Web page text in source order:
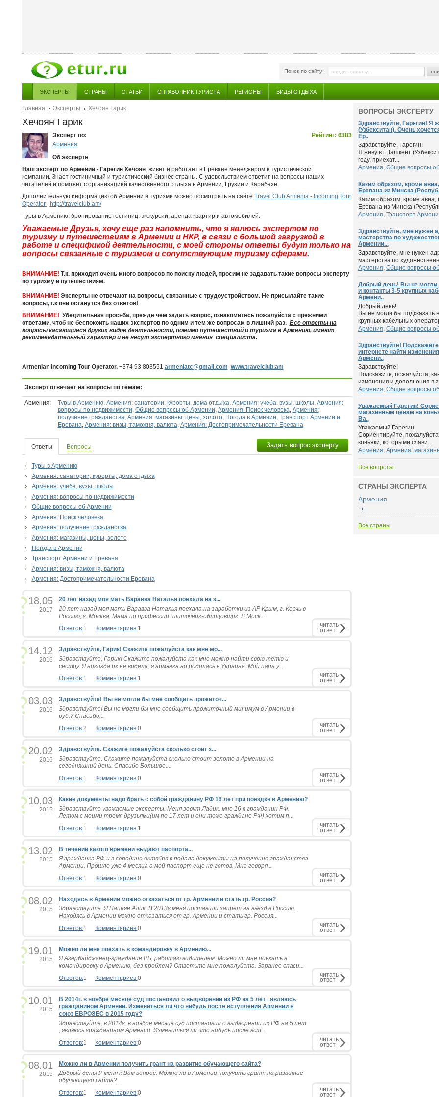
Поиск по сайту:
ЭКСПЕРТЫ СТРАНЫ СТАТЬИ СПРАВОЧНИК ТУРИСТА РЕГИОНЫ ВИДЫ ОТДЫХА
Главная Эксперты Хечоян Гарик
Хечоян Гарик
Рейтинг: 6383
Эксперт по:
Армения
Об эксперте
Наш эксперт по Армении - Гарегин Хечоян, живет и работает в Ереване менеджером в туристической
компании. Знает гостиничный и туристический бизнес страны. С удовольствием ответит на вопросы наших
читателей и поможет с организацией качественного отдыха в Армении, Грузии и Карабахе.
Дополнительную информацию об Армении и туризме можно посмотреть на сайте Travel Club Armenia - Incoming Tour
Operator
http://travelclub.am/
Tуры в Армению, бронирование гостиниц, экскурсии, аренда квартир и автомобилей.
Уважаемые Друзья, хочу еще раз напомнить, что я явлюсь экспертом по
туризму и путешествиям в Армении и НКР, в связи с большой загрузкой в
работе и спецификой деятельности, с моей стороны ответы будут только на
вопросы связанные с туризмом и сопутствующим туризму сферами.
ВНИМАНИЕ! Т.к. приходит очень много вопросов по поиску людей, просим не задавать такие вопросы эксперту
по туризму и путешествиям.
ВНИМАНИЕ! Эксперты не отвечают на вопросы, связанные с трудоустройством. Не присылайте такие
вопросы, т.к они останутся без ответов!
ВНИМАНИЕ! Убедительная просьба, прежде чем задать вопрос, ознакомитесь пожалуйста с прежними
ответами, чтоб не беспокоить наших экспертов по одним и тем же вопросам в лишний раз. Все ответы на
вопросы касающиеся других видов деятельности, помимо путешествий и туризма в Армению, имеют
рекоммендательный характер и не несут экспертного мнения специалиста.
Armenian Incoming Tour Operator. +374 93 803551 armeniatc@gmail.com www.travelclub.am
Эксперт отвечает на вопросы по темам:
Армения: Туры в Армению, Армения: санатории, курорты, дома отдыха, Армения: учеба, вузы, школы, Армения:
вопросы по недвижимости, Общие вопросы об Армении, Армения: Поиск человека, Армения:
получение гражданства, Армения: магазины, цены, золото, Погода в Армении, Транспорт Армении и
Еревана, Армения: визы, таможня, валюта, Армения: Достопримечательности Еревана
Ответы Вопросы Задать вопрос эксперту
Туры в Армению
Армения: санатории, курорты, дома отдыха
Армения: учеба, вузы, школы
Армения: вопросы по недвижимости
Общие вопросы об Армении
Армения: Поиск человека
Армения: получение гражданства
Армения: магазины, цены, золото
Погода в Армении
Транспорт Армении и Еревана
Армения: визы, таможня, валюта
Армения: Достопримечательности Еревана
18.05
2017
20 лет назад моя мать Варавва Наталья поехала на з...
20 лет назад моя мать Варавва Наталья поехала на заработки из АР Крым, г. Керчь в
Россию, г. Москва. Мама по профессии плиточник-облицовщик. В Моск...
Ответов:1 Комментариев:1 читать
ответ
14.12
2016
Здравствуйте, Гарик! Скажите пожалуйста как мне мо...
Здравствуйте, Гарик! Скажите пожалуйста как мне можно найти свою тетю и
сестру. Я никогда их не видела, я армянка но родилась в Украине. Мой папа у...
Ответов:1 Комментариев:1 читать
ответ
03.03
2016
Здравствуйте! Вы не могли бы мне сообщить прожиточ...
Здравствуйте! Вы не могли бы мне сообщить прожиточный минимум в Армении в
руб.? Спасибо...
Ответов:2 Комментариев:0 читать
ответ
20.02
2016
Здравствуйте. Скажите пожалуйста сколько стоит з...
Здравствуйте. Скажите пожалуйста сколько стоит золото в Армении на
сегодняшний день. Спасибо Большое....
Ответов:1 Комментариев:0 читать
ответ
10.03
2015
Какие документы надо брать с собой гражданину РФ 16 лет при поездке в Армению?
Здравствуйте уважаемые эксперты. Меня зовут Ладик, мне 16 я гражданин РФ.
Летом с моими тремя друзьями(им по 17 лет и они тоже граждане РФ) хотим п...
Ответов:1 Комментариев:1 читать
ответ
13.02
2015
В течении какого времени выдают паспорта...
Я гражданка РФ и в середине октября я подала документы на получение гражданства
Армении. Прошло уже 4 месяца а мой паспорт еще не готов. Мне говоря...
Ответов:1 Комментариев:0 читать
ответ
08.02
2015
Находясь в Армении можно отказаться от гр. Армении и стать гр. Россия?
Здравствуйте. Я Папеян Алик. В 2013г меня поставили запрет на въезд в Россию.
Находясь в Армении можно отказаться от гр. Армении и стать гр. Россия...
Ответов:1 Комментариев:0 читать
ответ
19.01
2015
Можно ли мне поехать в командировку в Армению...
Я Азербайджанец-гражданин РБ, работаю водителем. Можно ли мне поехать в
командировку в Армению, без проблем? Ответьте мне пожалуйста. Заранее спаси...
Ответов:1 Комментариев:0 читать
ответ
10.01
2015
В 2014г. в ноябре месяце суд постановил о выдворении из РФ на 5 лет , являюсь
гражданином Армении. Измениться ли что нибудь после вступления Армении в
союз ЕВРОЗЕС в 2015 году?
Здравствуйте, в 2014г. в ноябре месяце суд постановил о выдворении из РФ на 5 лет
, являюсь гражданином Армении. Измениться ли что нибудь после вст...
Ответов:1 Комментариев:0 читать
ответ
08.01
2015
Можно ли в Армении получить грант на развитие обучающего сайта?
Добрый день! У меня к Вам вопрос. Можно ли в Армении получить грант на развитие
обучающего сайта?...
Ответов:1 Комментариев:0 читать
ответ
ВОПРОСЫ ЭКСПЕРТУ
Здравствуйте, Гарегин! Я
(Узбекситан). Очень
Ер..
Здравствуйте, Гарегин!
Я живу в г. Ташкент
году, приехат...
Армения, Общие вопросы
Каким образом, кроме
Еревана из Минска
Каким образом, кроме
Еревана из Минска
Армения, Транспорт
Здравствуйте, мне нужен
мастерства по
Армении...
Здравствуйте, мне нужен
мастерства по
Армения, Общие вопросы
Добрый день! Вы не могли
и контакты 3-5 крупных
Армени..
Добрый день!
Вы не могли бы подсказать
крупных кабельных
Армения, Общие вопросы
Здравствуйте!
интернете найти
Армени..
Здравствуйте!
Подскажите, пожалуйста,
изменения и дополнения в
Армения, Общие вопросы
Уважаемый Гарегин!
магазинным ценам на
Ва..
Уважаемый Гарегин!
Сориентируйте,
коньяки, которыми слави...
Армения, Армения:
Все вопросы
СТРАНЫ ЭКСПЕРТА
Армения
Все страны